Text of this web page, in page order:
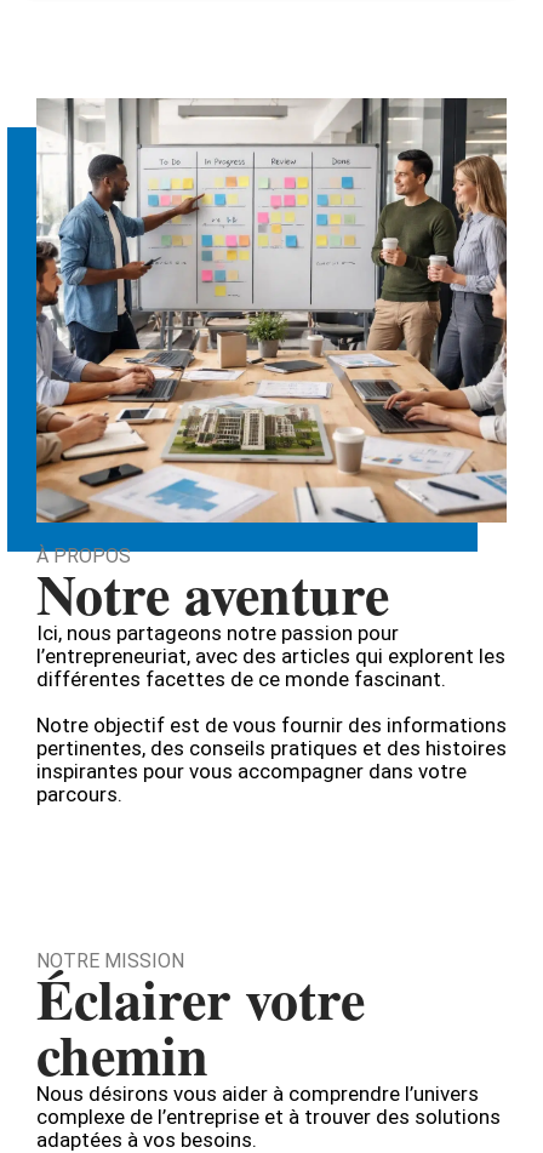
À PROPOS
Notre aventure
Ici, nous partageons notre passion pour
l’entrepreneuriat, avec des articles qui explorent les
différentes facettes de ce monde fascinant.
Notre objectif est de vous fournir des informations
pertinentes, des conseils pratiques et des histoires
inspirantes pour vous accompagner dans votre
parcours.
NOTRE MISSION
Éclairer votre
chemin
Nous désirons vous aider à comprendre l’univers
complexe de l’entreprise et à trouver des solutions
adaptées à vos besoins.